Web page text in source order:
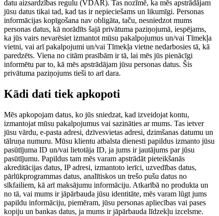
datu aizsardzības regulu (VDAR). Tas nozīmē, ka mēs apstrādājam
jūsu datus tikai tad, kad tas ir nepieciešams un likumīgi. Personas
informācijas kopīgošana nav obligāta, taču, nesniedzot mums
personas datus, kā norādīts šajā privātuma paziņojumā, iespējams,
ka jūs vairs nevarēsiet izmantot mūsu pakalpojumus un/vai Tīmekļa
vietni, vai arī pakalpojumi un/vai Tīmekļa vietne nedarbosies tā, kā
paredzēts. Viena no citām prasībām ir tā, lai mēs jūs pienācīgi
informētu par to, kā mēs apstrādājam jūsu personas datus. Šis
privātuma paziņojums tieši to arī dara.
Kādi dati tiek apkopoti
Mēs apkopojam datus, ko jūs sniedzat, kad izveidojat kontu,
izmantojat mūsu pakalpojumus vai sazināties ar mums. Tas ietver
jūsu vārdu, e-pasta adresi, dzīvesvietas adresi, dzimšanas datumu un
tālruņa numuru. Mūsu klientu atbalsta dienesti papildus izmanto jūsu
pasūtījuma ID un/vai lietotāja ID, ja jums ir jautājums par jūsu
pasūtījumu. Papildus tam mēs varam apstrādāt pieteikšanās
akreditācijas datus, IP adresi, izmantoto ierīci, uzvedības datus,
pārlūkprogrammas datus, analītiskos un trešo pušu datus no
sīkfailiem, kā arī maksājumu informāciju. Atkarībā no produkta un
no tā, vai mums ir jāpārbauda jūsu identitāte, mēs varam lūgt jums
papildu informāciju, piemēram, jūsu personas apliecības vai pases
kopiju un bankas datus, ja mums ir jāpārbauda līdzekļu izcelsme.